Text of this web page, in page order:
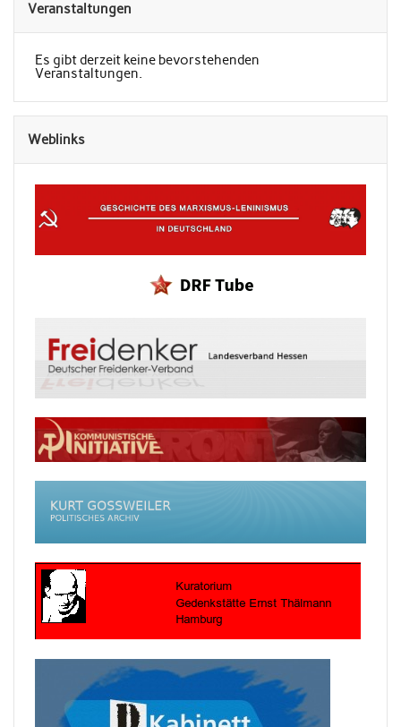
Veranstaltungen
Es gibt derzeit keine bevorstehenden
Veranstaltungen.
Weblinks